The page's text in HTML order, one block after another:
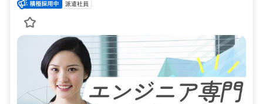
派遣社員